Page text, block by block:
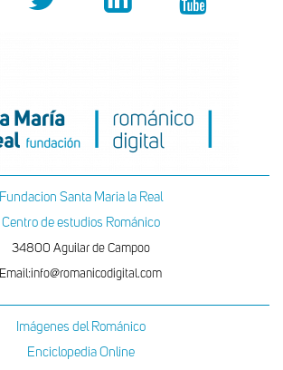
Fundacion Santa Maria la Real
Centro de estudios Románico
34800 Aguilar de Campoo
Email:info@romanicodigital.com
Imágenes del Románico
Enciclopedia Online